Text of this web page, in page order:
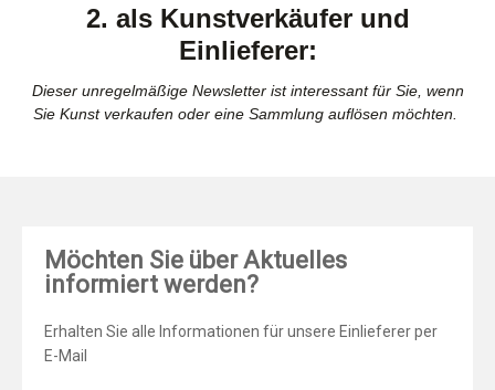
2. als Kunstverkäufer und
Einlieferer:
Dieser unregelmäßige Newsletter ist interessant für Sie, wenn
Sie Kunst verkaufen oder eine Sammlung auflösen möchten.
Möchten Sie über Aktuelles
informiert werden?
Erhalten Sie alle Informationen für unsere Einlieferer per
E-Mail